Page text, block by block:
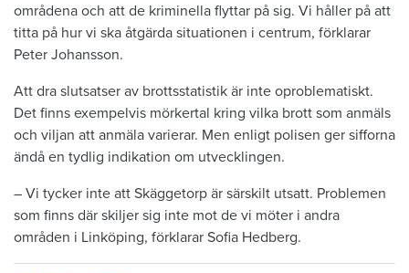
områdena och att de kriminella flyttar på sig. Vi håller på att
titta på hur vi ska åtgärda situationen i centrum, förklarar
Peter Johansson.
Att dra slutsatser av brottsstatistik är inte oproblematiskt.
Det finns exempelvis mörkertal kring vilka brott som anmäls
och viljan att anmäla varierar. Men enligt polisen ger sifforna
ändå en tydlig indikation om utvecklingen.
– Vi tycker inte att Skäggetorp är särskilt utsatt. Problemen
som finns där skiljer sig inte mot de vi möter i andra
områden i Linköping, förklarar Sofia Hedberg.